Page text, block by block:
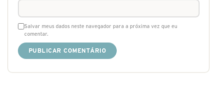
Salvar meus dados neste navegador para a próxima vez que eu
comentar.